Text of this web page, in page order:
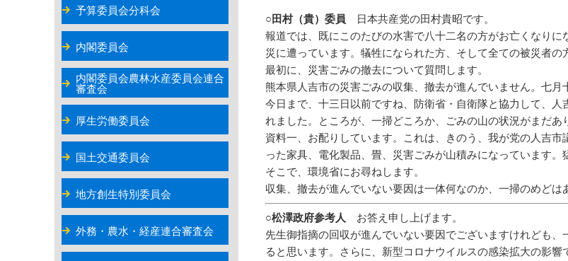
○田村（貴）委員 日本共産党の田村貴昭です。
報道では、既にこのたびの水害で八十二名の方がお亡くなり
災に遭っています。犠牲になられた方、そして全ての被災者の
最初に、災害ごみの撤去について質問します。
熊本県人吉市の災害ごみの収集、撤去が進んでいません。七
今日まで、十三日以前ですね、防衛省・自衛隊と協力して、
れました。ところが、一掃どころか、ごみの山の状況がまだあ
資料一、お配りしています。これは、きのう、我が党の人吉
った家具、電化製品、畳、災害ごみが山積みになっています。
そこで、環境省にお尋ねします。
収集、撤去が進んでいない要因は一体何なのか、一掃のめどは
○松澤政府参考人 お答え申し上げます。
先生御指摘の回収が進んでいない要因でございますけれども
ると思います。さらに、新型コロナウイルスの感染拡大の影
予算委員会分科会
内閣委員会
内閣委員会農林水産委員会連合
審査会
厚生労働委員会
国土交通委員会
地方創生特別委員会
外務・農水・経産連合審査会